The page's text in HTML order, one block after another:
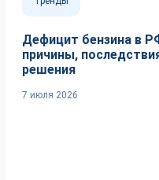
Дефицит бензина в
причины,
решения
7 июля 2026